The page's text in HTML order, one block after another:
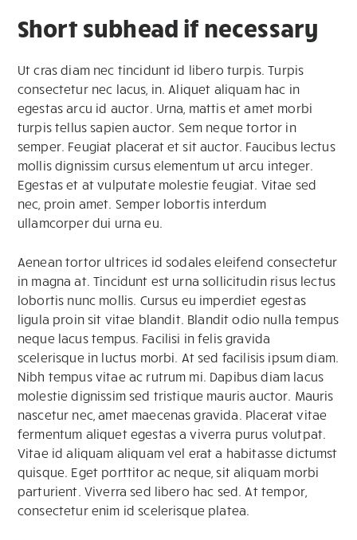
Short subhead if necessary
Ut cras diam nec tincidunt id libero turpis. Turpis
consectetur nec lacus, in. Aliquet aliquam hac in
egestas arcu id auctor. Urna, mattis et amet morbi
turpis tellus sapien auctor. Sem neque tortor in
semper. Feugiat placerat et sit auctor. Faucibus lectus
mollis dignissim cursus elementum ut arcu integer.
Egestas et at vulputate molestie feugiat. Vitae sed
nec, proin amet. Semper lobortis interdum
ullamcorper dui urna eu.
Aenean tortor ultrices id sodales eleifend consectetur
in magna at. Tincidunt est urna sollicitudin risus lectus
lobortis nunc mollis. Cursus eu imperdiet egestas
ligula proin sit vitae blandit. Blandit odio nulla tempus
neque lacus tempus. Facilisi in felis gravida
scelerisque in luctus morbi. At sed facilisis ipsum diam.
Nibh tempus vitae ac rutrum mi. Dapibus diam lacus
molestie dignissim sed tristique mauris auctor. Mauris
nascetur nec, amet maecenas gravida. Placerat vitae
fermentum aliquet egestas a viverra purus volutpat.
Vitae id aliquam aliquam vel erat a habitasse dictumst
quisque. Eget porttitor ac neque, sit aliquam morbi
parturient. Viverra sed libero hac sed. At tempor,
consectetur enim id scelerisque platea.